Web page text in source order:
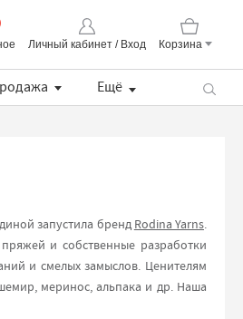
Личный кабинет / Вход Корзина
Ещё
запустила бренд Rodina Yarns.
и собственные разработки
и смелых замыслов. Ценителям
меринос, альпака и др. Наша